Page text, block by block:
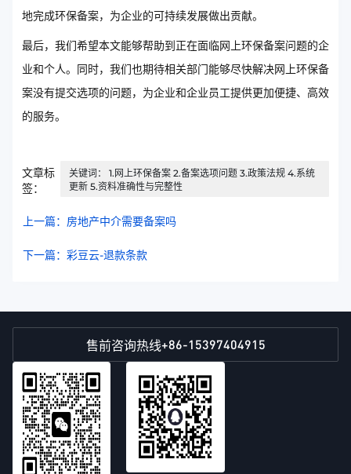
地完成环保备案，为企业的可持续发展做出贡献。
最后，我们希望本文能够帮助到正在面临网上环保备案问题的企
业和个人。同时，我们也期待相关部门能够尽快解决网上环保备
案没有提交选项的问题，为企业和企业员工提供更加便捷、高效
的服务。
文章标
签：
关键词： 1.网上环保备案 2.备案选项问题 3.政策法规 4.系统
更新 5.资料准确性与完整性
上一篇：房地产中介需要备案吗
下一篇：彩豆云-退款条款
售前咨询热线+86-15397404915